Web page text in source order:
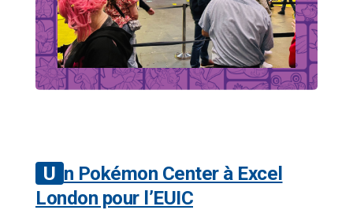
Un Pokémon Center à Excel
London pour l’EUIC